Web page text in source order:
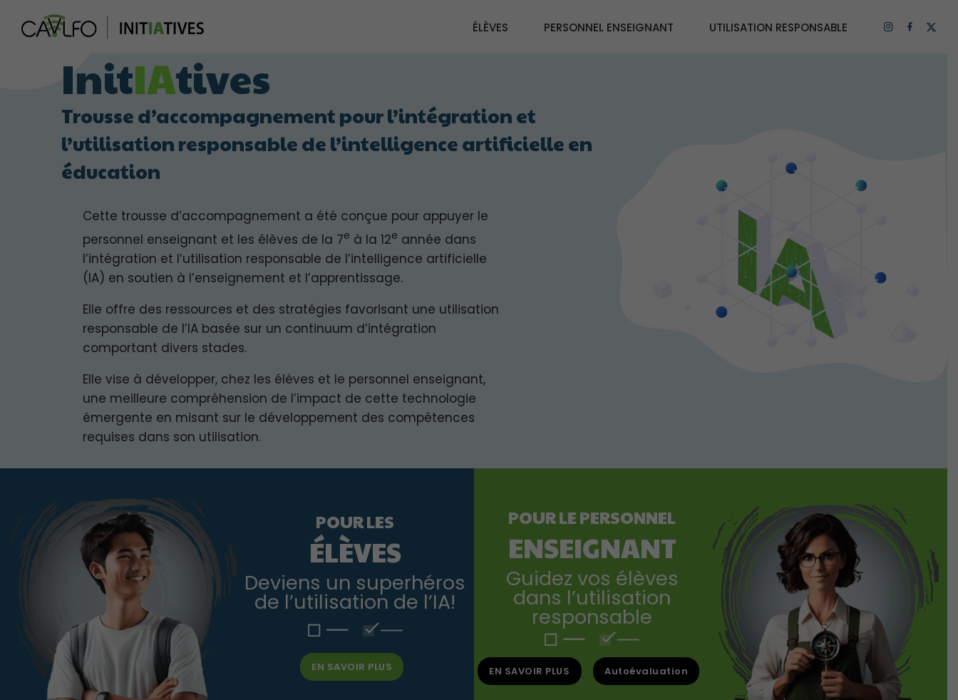
ÉLÈVES PERSONNEL ENSEIGNANT UTILISATION RESPONSABLE
InitIAtives
Trousse d’accompagnement pour l’intégration et
l’utilisation responsable de l’intelligence artificielle en
éducation
Cette trousse d’accompagnement a été conçue pour appuyer le
personnel enseignant et les élèves de la 7e à la 12e année dans
l’intégration et l’utilisation responsable de l’intelligence artificielle
(IA) en soutien à l’enseignement et l’apprentissage.
Elle offre des ressources et des stratégies favorisant une utilisation
responsable de l’IA basée sur un continuum d’intégration
comportant divers stades.
Elle vise à développer, chez les élèves et le personnel enseignant,
une meilleure compréhension de l’impact de cette technologie
émergente en misant sur le développement des compétences
requises dans son utilisation.
POUR LES
ÉLÈVES
Deviens un superhéros
de l’utilisation de l’IA!
EN SAVOIR PLUS
POUR LE PERSONNEL
ENSEIGNANT
Guidez vos élèves
dans l’utilisation
responsable
EN SAVOIR PLUS Autoévaluation